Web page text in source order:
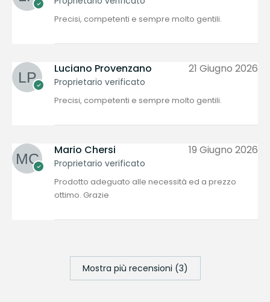
Precisi, competenti e sempre molto gentili.
Luciano Provenzano
Proprietario verificato
21 Giugno 2026
Precisi, competenti e sempre molto gentili.
Mario Chersi
Proprietario verificato
19 Giugno 2026
Prodotto adeguato alle necessità ed a prezzo
ottimo. Grazie
Mostra più recensioni (3)